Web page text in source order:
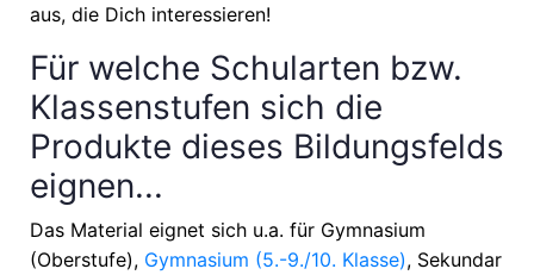
aus, die Dich interessieren!
Für welche Schularten bzw.
Klassenstufen sich die
Produkte dieses Bildungsfelds
eignen...
Das Material eignet sich u.a. für Gymnasium
(Oberstufe), Gymnasium (5.-9./10. Klasse), Sekundar